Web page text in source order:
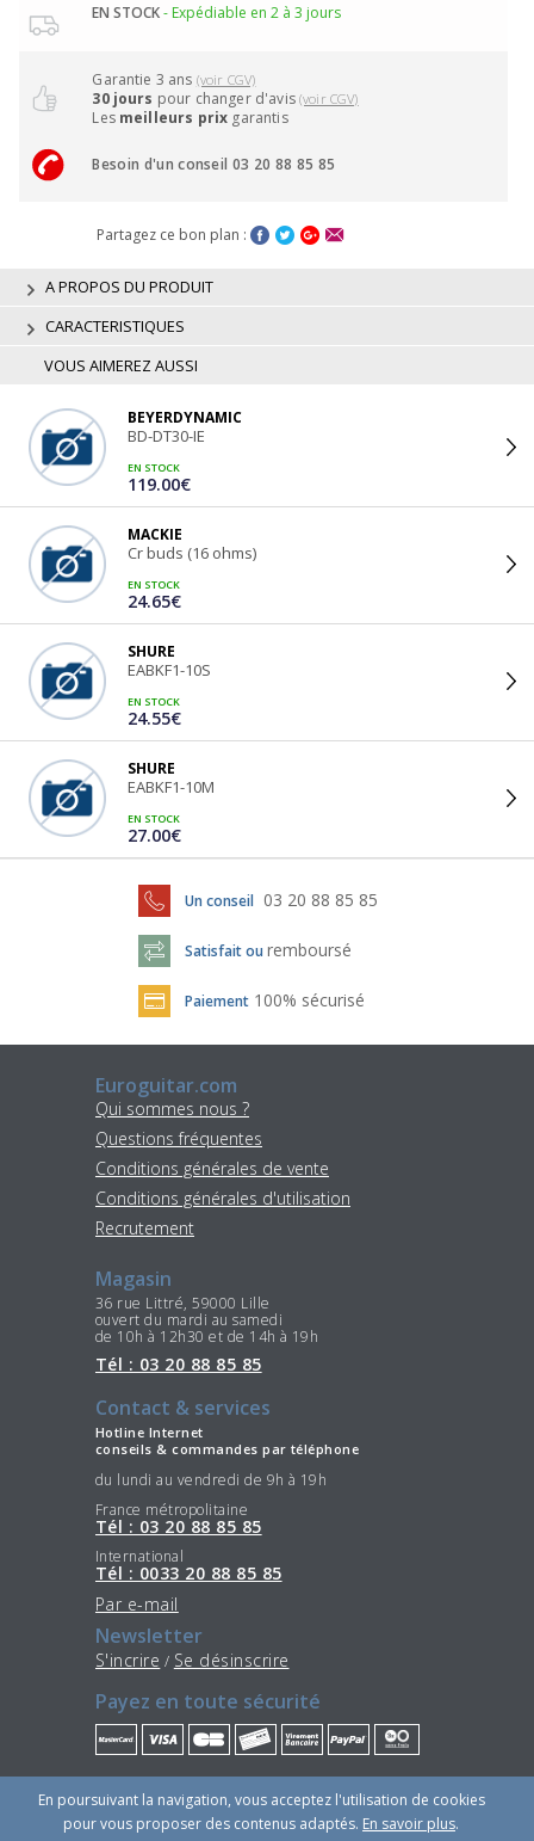
EN STOCK- Expédiable en 2 à 3 jours
Garantie 3 ans (voir CGV)
30 jours pour changer d'avis(voir CGV)
Les meilleurs prix garantis
Besoin d'un conseil 03 20 88 85 85
Partagez ce bon plan :
A PROPOS DU PRODUIT
CARACTERISTIQUES
VOUS AIMEREZ AUSSI
BEYERDYNAMIC
BD-DT30-IE
EN STOCK
119.00€
MACKIE
Cr buds (16 ohms)
EN STOCK
24.65€
SHURE
EABKF1-10S
EN STOCK
24.55€
SHURE
EABKF1-10M
EN STOCK
27.00€
Un conseil 03 20 88 85 85
Satisfait ou remboursé
Paiement 100% sécurisé
Euroguitar.com
Qui sommes nous ?
Questions fréquentes
Conditions générales de vente
Conditions générales d'utilisation
Recrutement
Magasin
36 rue Littré, 59000 Lille
ouvert du mardi au samedi
de 10h à 12h30 et de 14h à 19h
Tél : 03 20 88 85 85
Contact & services
Hotline Internet
conseils & commandes par téléphone
du lundi au vendredi de 9h à 19h
France métropolitaine
Tél : 03 20 88 85 85
International
Tél : 0033 20 88 85 85
Par e-mail
Newsletter
S'incrire / Se désinscrire
Payez en toute sécurité
Restez connectés
En poursuivant la navigation, vous acceptez l'utilisation de cookies
pour vous proposer des contenus adaptés. En savoir plus.